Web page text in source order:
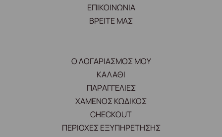
ΕΠΙΚΟΙΝΩΝΙΑ
ΒΡΕΙΤΕ ΜΑΣ
Ο ΛΟΓΑΡΙΑΣΜΟΣ ΜΟΥ
ΚΑΛΑΘΙ
ΠΑΡΑΓΓΕΛΙΕΣ
ΧΑΜΕΝΟΣ ΚΩΔΙΚΟΣ
CHECKOUT
ΠΕΡΙΟΧΕΣ ΕΞΥΠΗΡΕΤΗΣΗΣ